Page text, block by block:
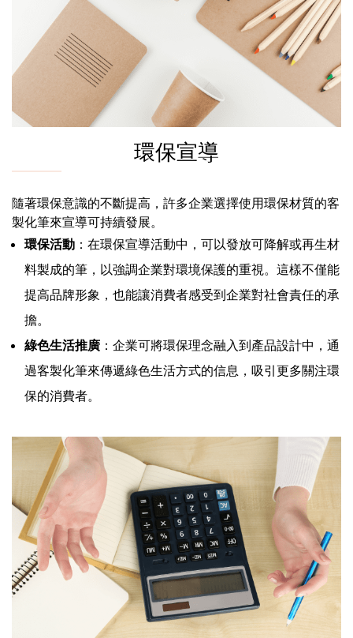
環保宣導
隨著環保意識的不斷提高，許多企業選擇使用環保材質的客
製化筆來宣導可持續發展。
環保活動 ：在環保宣導活動中，可以發放可降解或再生材
料製成的筆，以強調企業對環境保護的重視。這樣不僅能
提高品牌形象，也能讓消費者感受到企業對社會責任的承
擔。
綠色生活推廣 ：企業可將環保理念融入到產品設計中，通
過客製化筆來傳遞綠色生活方式的信息，吸引更多關注環
保的消費者。